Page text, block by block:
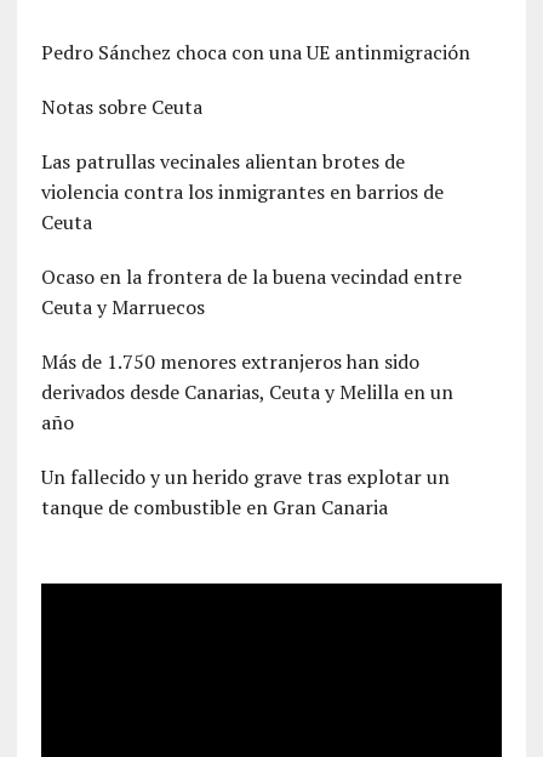
Pedro Sánchez choca con una UE antinmigración
Notas sobre Ceuta
Las patrullas vecinales alientan brotes de
violencia contra los inmigrantes en barrios de
Ceuta
Ocaso en la frontera de la buena vecindad entre
Ceuta y Marruecos
Más de 1.750 menores extranjeros han sido
derivados desde Canarias, Ceuta y Melilla en un
año
Un fallecido y un herido grave tras explotar un
tanque de combustible en Gran Canaria